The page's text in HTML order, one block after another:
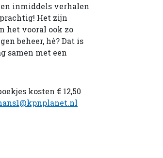
inmiddels verhalen
Het zijn
het vooral ook zo
beheer, hè? Dat is
samen met een
kosten € 12,50